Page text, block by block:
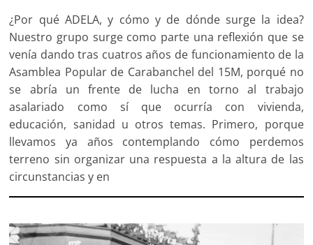
¿Por qué ADELA, y cómo y de dónde surge la idea?
Nuestro grupo surge como parte una reflexión que se
venía dando tras cuatros años de funcionamiento de la
Asamblea Popular de Carabanchel del 15M, porqué no
se abría un frente de lucha en torno al trabajo
asalariado como sí que ocurría con vivienda,
educación, sanidad u otros temas. Primero, porque
llevamos ya años contemplando cómo perdemos
terreno sin organizar una respuesta a la altura de las
circunstancias y en